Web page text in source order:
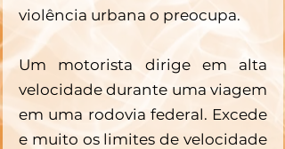
violência urbana o preocupa.
Um motorista dirige em alta
velocidade durante uma viagem
em uma rodovia federal. Excede
e muito os limites de velocidade